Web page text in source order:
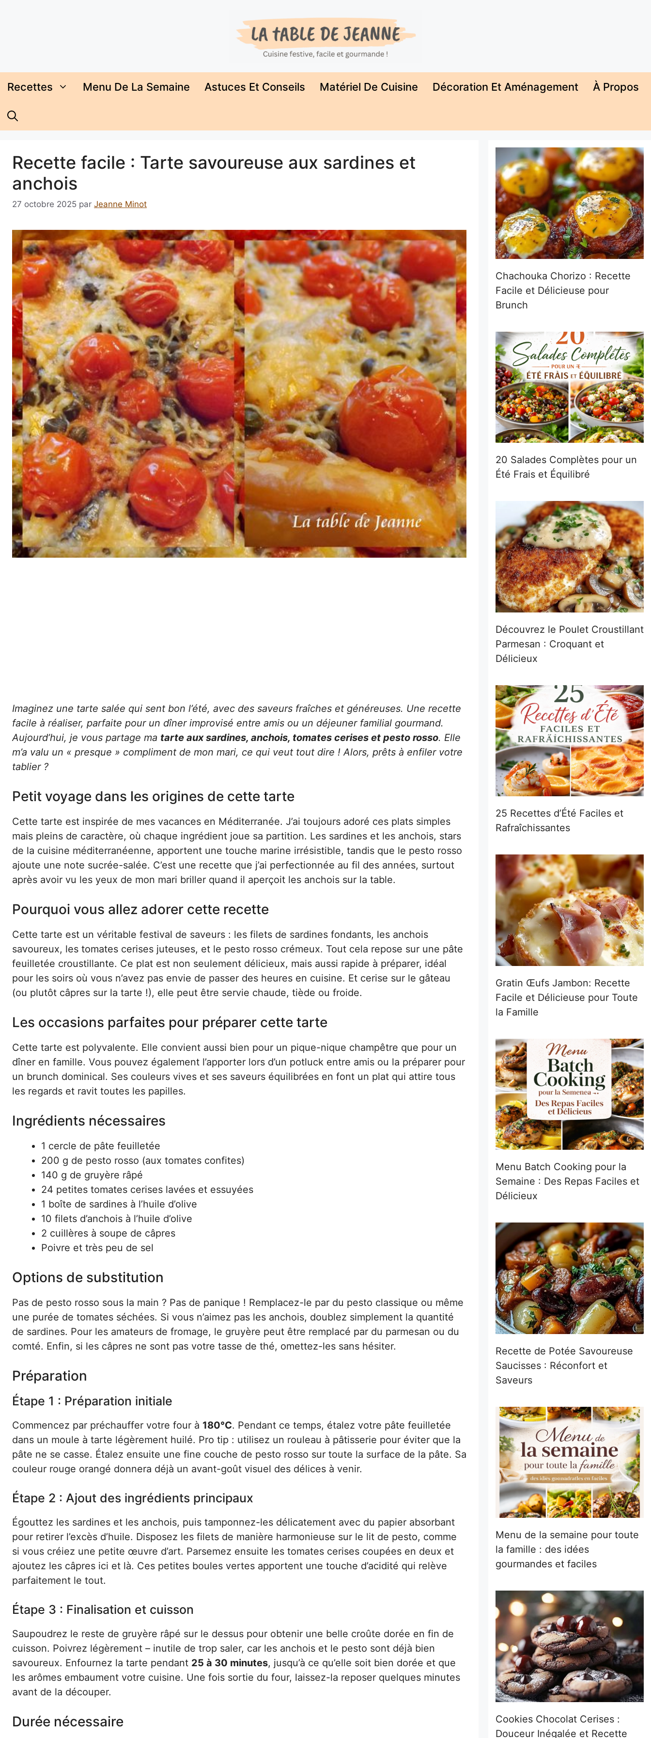
Recettes Menu De La Semaine Astuces Et Conseils Matériel De Cuisine Décoration Et Aménagement À Propos
Recette facile : Tarte savoureuse aux sardines et
anchois
27 octobre 2025 par Jeanne Minot
Imaginez une tarte salée qui sent bon l’été, avec des saveurs fraîches et généreuses. Une recette
facile à réaliser, parfaite pour un dîner improvisé entre amis ou un déjeuner familial gourmand.
Aujourd’hui, je vous partage ma tarte aux sardines, anchois, tomates cerises et pesto rosso. Elle
m’a valu un « presque » compliment de mon mari, ce qui veut tout dire ! Alors, prêts à enfiler votre
tablier ?
Petit voyage dans les origines de cette tarte
Cette tarte est inspirée de mes vacances en Méditerranée. J’ai toujours adoré ces plats simples
mais pleins de caractère, où chaque ingrédient joue sa partition. Les sardines et les anchois, stars
de la cuisine méditerranéenne, apportent une touche marine irrésistible, tandis que le pesto rosso
ajoute une note sucrée-salée. C’est une recette que j’ai perfectionnée au fil des années, surtout
après avoir vu les yeux de mon mari briller quand il aperçoit les anchois sur la table.
Pourquoi vous allez adorer cette recette
Cette tarte est un véritable festival de saveurs : les filets de sardines fondants, les anchois
savoureux, les tomates cerises juteuses, et le pesto rosso crémeux. Tout cela repose sur une pâte
feuilletée croustillante. Ce plat est non seulement délicieux, mais aussi rapide à préparer, idéal
pour les soirs où vous n’avez pas envie de passer des heures en cuisine. Et cerise sur le gâteau
(ou plutôt câpres sur la tarte !), elle peut être servie chaude, tiède ou froide.
Les occasions parfaites pour préparer cette tarte
Cette tarte est polyvalente. Elle convient aussi bien pour un pique-nique champêtre que pour un
dîner en famille. Vous pouvez également l’apporter lors d’un potluck entre amis ou la préparer pour
un brunch dominical. Ses couleurs vives et ses saveurs équilibrées en font un plat qui attire tous
les regards et ravit toutes les papilles.
Ingrédients nécessaires
1 cercle de pâte feuilletée
200 g de pesto rosso (aux tomates confites)
140 g de gruyère râpé
24 petites tomates cerises lavées et essuyées
1 boîte de sardines à l’huile d’olive
10 filets d’anchois à l’huile d’olive
2 cuillères à soupe de câpres
Poivre et très peu de sel
Options de substitution
Pas de pesto rosso sous la main ? Pas de panique ! Remplacez-le par du pesto classique ou même
une purée de tomates séchées. Si vous n’aimez pas les anchois, doublez simplement la quantité
de sardines. Pour les amateurs de fromage, le gruyère peut être remplacé par du parmesan ou du
comté. Enfin, si les câpres ne sont pas votre tasse de thé, omettez-les sans hésiter.
Préparation
Étape 1 : Préparation initiale
Commencez par préchauffer votre four à 180°C. Pendant ce temps, étalez votre pâte feuilletée
dans un moule à tarte légèrement huilé. Pro tip : utilisez un rouleau à pâtisserie pour éviter que la
pâte ne se casse. Étalez ensuite une fine couche de pesto rosso sur toute la surface de la pâte. Sa
couleur rouge orangé donnera déjà un avant-goût visuel des délices à venir.
Étape 2 : Ajout des ingrédients principaux
Égouttez les sardines et les anchois, puis tamponnez-les délicatement avec du papier absorbant
pour retirer l’excès d’huile. Disposez les filets de manière harmonieuse sur le lit de pesto, comme
si vous créiez une petite œuvre d’art. Parsemez ensuite les tomates cerises coupées en deux et
ajoutez les câpres ici et là. Ces petites boules vertes apportent une touche d’acidité qui relève
parfaitement le tout.
Étape 3 : Finalisation et cuisson
Saupoudrez le reste de gruyère râpé sur le dessus pour obtenir une belle croûte dorée en fin de
cuisson. Poivrez légèrement – inutile de trop saler, car les anchois et le pesto sont déjà bien
savoureux. Enfournez la tarte pendant 25 à 30 minutes, jusqu’à ce qu’elle soit bien dorée et que
les arômes embaument votre cuisine. Une fois sortie du four, laissez-la reposer quelques minutes
avant de la découper.
Durée nécessaire
Chachouka Chorizo : Recette
Facile et Délicieuse pour
Brunch
20 Salades Complètes pour un
Été Frais et Équilibré
Découvrez le Poulet Croustillant
Parmesan : Croquant et
Délicieux
25 Recettes d’Été Faciles et
Rafraîchissantes
Gratin Œufs Jambon: Recette
Facile et Délicieuse pour Toute
la Famille
Menu Batch Cooking pour la
Semaine : Des Repas Faciles et
Délicieux
Recette de Potée Savoureuse
Saucisses : Réconfort et
Saveurs
Menu de la semaine pour toute
la famille : des idées
gourmandes et faciles
Cookies Chocolat Cerises :
Douceur Inégalée et Recette